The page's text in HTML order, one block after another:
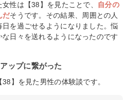
性は【38】を見たことで、
自分の
だそうです。その結果、周囲との人
を過ごせるようになりました。悩
日々を送れるようになったのです
ップに繋がった
】を見た男性の体験談です。